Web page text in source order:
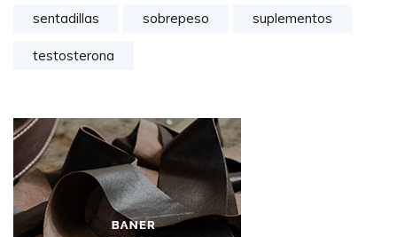
sentadillas sobrepeso suplementos
testosterona